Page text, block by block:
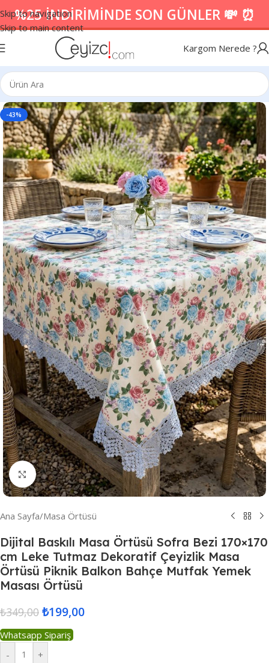
Skip to navigation
Skip to main content
%25 İNDİRİMİNDE SON GÜNLER 💸 ⏰
Kargom Nerede ?
-43%
Resmi Büyüt
Ana Sayfa/Masa Örtüsü
Dijital Baskılı Masa Örtüsü Sofra Bezi 170×170
cm Leke Tutmaz Dekoratif Çeyizlik Masa
Örtüsü Piknik Balkon Bahçe Mutfak Yemek
Masası Örtüsü
₺349,00 ₺199,00
Whatsapp Sipariş
-
+